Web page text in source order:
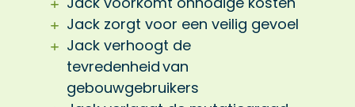
Jack zorgt voor een veilig gevoel
Jack verhoogt de
tevredenheid van
gebouwgebruikers